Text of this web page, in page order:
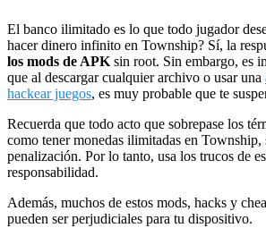
El banco ilimitado es lo que todo jugador
hacer dinero infinito en Township? Sí, la
los mods de APKsin root. Sin embargo, es
que al descargar cualquier archivo o usar una
hackear juegos, es muy probable que te
Recuerda que todo acto que sobrepase los
como tener monedas ilimitadas en
penalización. Por lo tanto, usa los trucos de
responsabilidad.
Además, muchos de estos mods, hacks y
pueden ser perjudiciales para tu dispositivo.